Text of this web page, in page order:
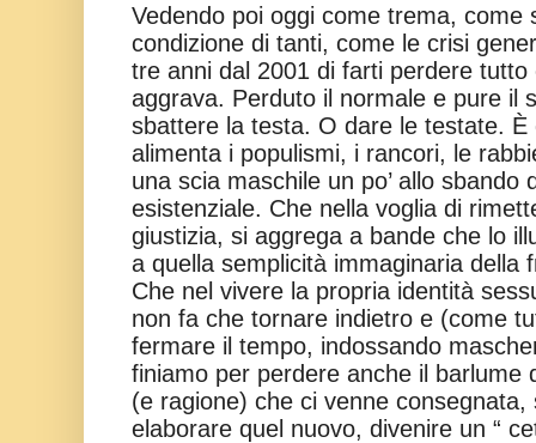
Vedendo poi oggi come trema, come
condizione di tanti, come le crisi
tre anni dal 2001 di farti perdere
aggrava. Perduto il normale e pure il
sbattere la testa. O dare le testate.
alimenta i populismi, i rancori, le
una scia maschile un po’ allo sbando
esistenziale. Che nella voglia di
giustizia, si aggrega a bande che lo
a quella semplicità immaginaria della
Che nel vivere la propria identità
non fa che tornare indietro e (come
fermare il tempo, indossando
finiamo per perdere anche il barlume
(e ragione) che ci venne
elaborare quel nuovo, divenire un “